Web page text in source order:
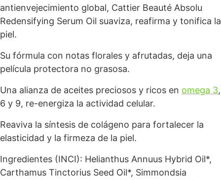
antienvejecimiento global, Cattier Beauté Absolu
Redensifying Serum Oil suaviza, reafirma y tonifica la
piel.
Su fórmula con notas florales y afrutadas, deja una
película protectora no grasosa.
Una alianza de aceites preciosos y ricos en omega 3,
6 y 9, re-energiza la actividad celular.
Reaviva la síntesis de colágeno para fortalecer la
elasticidad y la firmeza de la piel.
Ingredientes (INCI): Helianthus Annuus Hybrid Oil*,
Carthamus Tinctorius Seed Oil*, Simmondsia